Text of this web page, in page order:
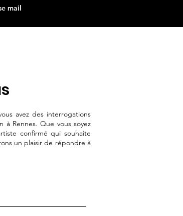
avez des interrogations
Rennes. Que vous soyez
confirmé qui souhaite
un plaisir de répondre à